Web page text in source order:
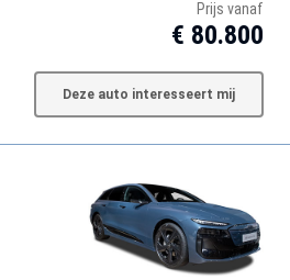
Prijs vanaf
€ 80.800
Deze auto interesseert mij